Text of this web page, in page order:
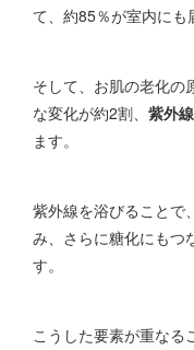
て、約85％が室内にも
そして、お肌の老化の
な変化が約2割、 紫外
ます。
紫外線を浴びることで
み、さらに糖化にもつ
す。
こうした要素が重なる